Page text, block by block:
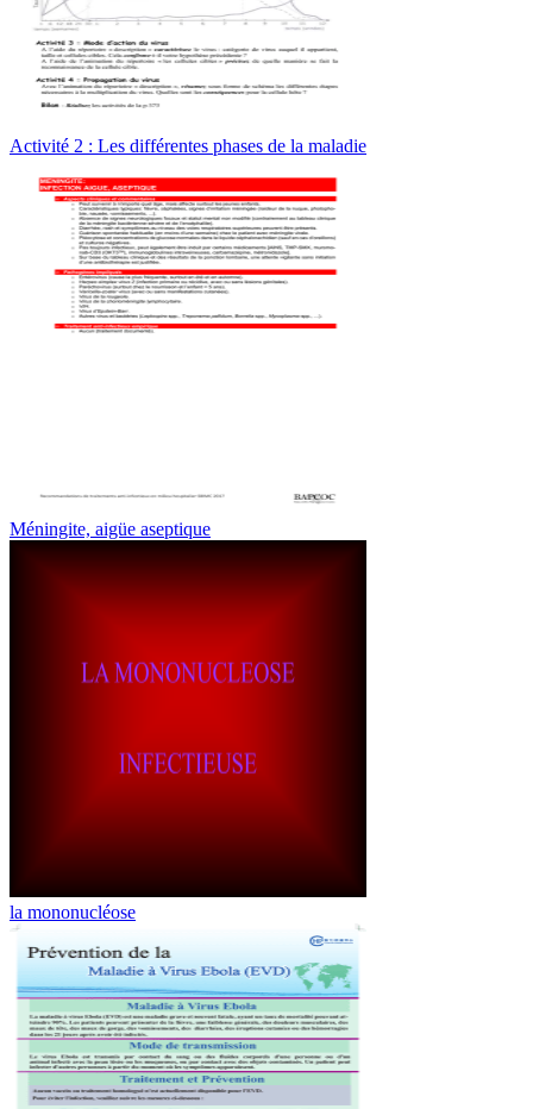
Activité 2 : Les différentes phases de la maladie
Méningite, aigüe aseptique
la mononucléose